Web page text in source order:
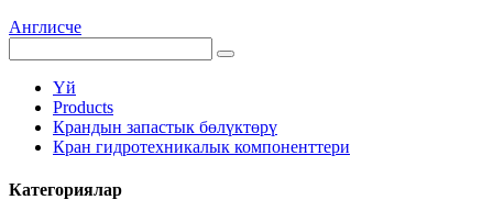
Англисче
Үй
Products
Крандын запастык бөлүктөрү
Кран гидротехникалык компоненттери
Категориялар